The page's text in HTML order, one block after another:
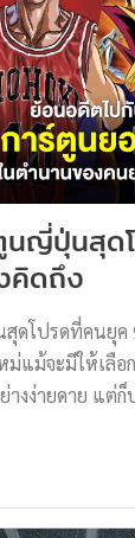
โดยรวมล่ะก็เข
ละโปรดิวเซอร์
องซีราคิวส์ รัฐ
รัฐอเมริกา) ก่อ
สหรัฐอเมริกา
เคยชนะร
นญี่ปุ่นสุด
คิดถึง
ดโปรดที่คนยุค
แม้จะมีให้เลือ
งง่ายดาย แต่ก็
นกัน วันนี้เราจ
นตำนานที่เคย
คคิวซัง เณรน้อ